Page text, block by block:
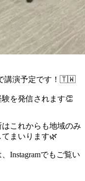
講演予定です！🇹🇼
を発信されます👏
これからも地域のみ
まいります🌿
Instagramでもご覧い